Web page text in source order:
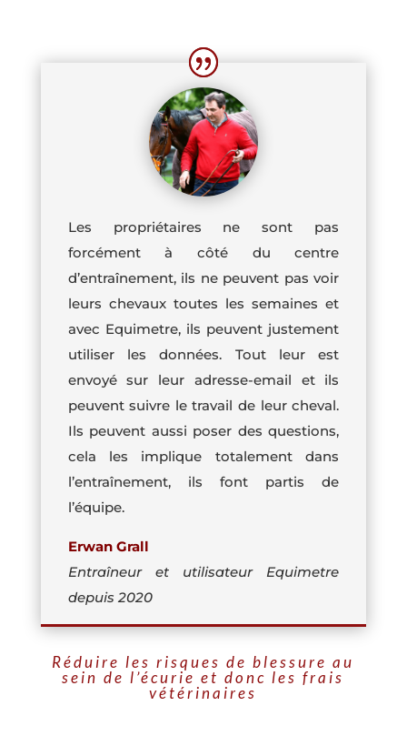
Les propriétaires ne sont pas
forcément à côté du centre
d’entraînement, ils ne peuvent pas voir
leurs chevaux toutes les semaines et
avec Equimetre, ils peuvent justement
utiliser les données. Tout leur est
envoyé sur leur adresse-email et ils
peuvent suivre le travail de leur cheval.
Ils peuvent aussi poser des questions,
cela les implique totalement dans
l’entraînement, ils font partis de
l’équipe.
Erwan Grall
Entraîneur et utilisateur Equimetre
depuis 2020
Réduire les risques de blessure au
sein de l’écurie et donc les frais
vétérinaires